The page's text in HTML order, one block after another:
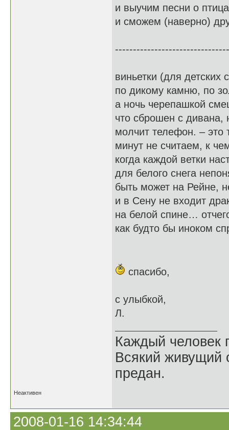
и выучим песни о
и сможем (наверно)
виньетки (для детских
по дикому камню, по
а ночь черепашкой
что сброшен с дивана,
молчит телефон. – это
минут не считаем, к
когда каждой ветки
для белого снега
быть может на Рейне,
и в Сену не входит
на белой спине…
как будто бы иноком
спасибо,
с улыбкой,
Л.
Каждый человек
Всякий живущий
предан.
Неактивен
2008-01-16 14:34:44